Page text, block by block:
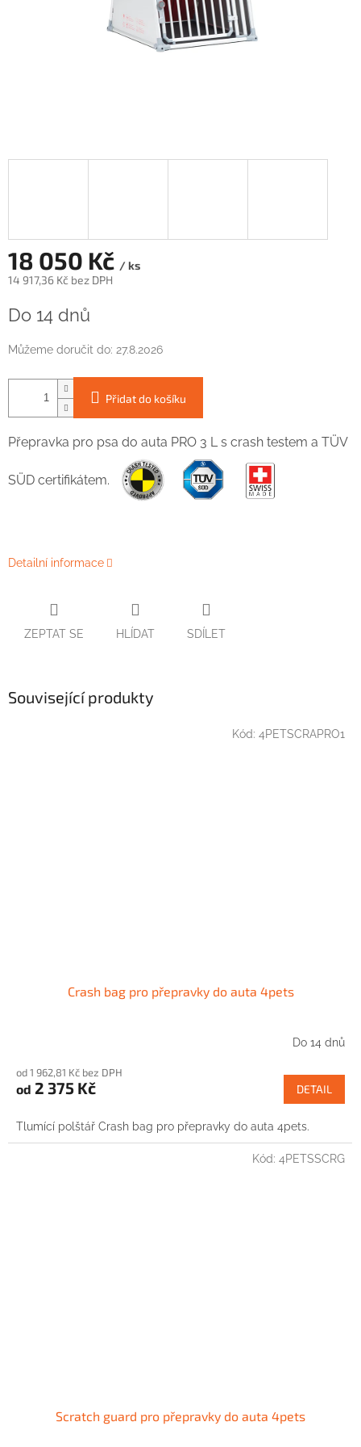
18 050 Kč / ks
14 917,36 Kč bez DPH
cena:
Do 14 dnů
Můžeme doručit do: 27.8.2026
Přidat do košíku
Přepravka pro psa do auta PRO 3 L s crash testem a TÜV
SÜD certifikátem.
Detailní informace
ZEPTAT SE HLÍDAT SDÍLET
Související produkty
Crash bag pro přepravky do auta 4pets
Do 14 dnů
od 1 962,81 Kč bez DPH
od 2 375 Kč DETAIL
Tlumící polštář Crash bag pro přepravky do auta 4pets.
Kód: 4PETSCRAPRO1
Scratch guard pro přepravky do auta 4pets
Kód: 4PETSSCRG